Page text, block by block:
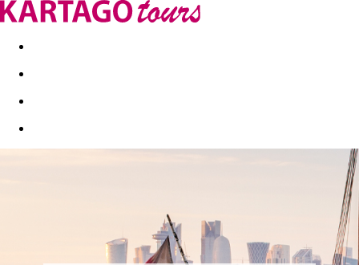
Last minute Dovolenkové kluby